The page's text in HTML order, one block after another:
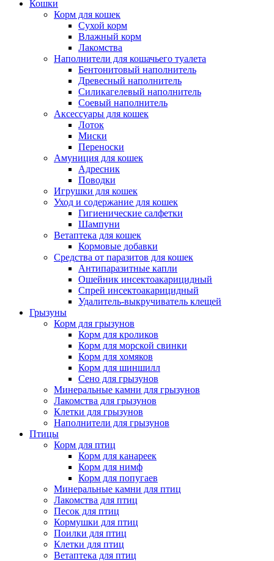
Кошки
Корм для кошек
Сухой корм
Влажный корм
Лакомства
Наполнители для кошачьего туалета
Бентонитовый наполнитель
Древесный наполнитель
Силикагелевый наполнитель
Соевый наполнитель
Аксессуары для кошек
Лоток
Миски
Переноски
Амуниция для кошек
Адресник
Поводки
Игрушки для кошек
Уход и содержание для кошек
Гигиенические салфетки
Шампуни
Ветаптека для кошек
Кормовые добавки
Средства от паразитов для кошек
Антипаразитные капли
Ошейник инсектоакарицидный
Спрей инсектоакарицидный
Удалитель-выкручиватель клещей
Грызуны
Корм для грызунов
Корм для кроликов
Корм для морской свинки
Корм для хомяков
Корм для шиншилл
Сено для грызунов
Минеральные камни для грызунов
Лакомства для грызунов
Клетки для грызунов
Наполнители для грызунов
Птицы
Корм для птиц
Корм для канареек
Корм для нимф
Корм для попугаев
Минеральные камни для птиц
Лакомства для птиц
Песок для птиц
Кормушки для птиц
Поилки для птиц
Клетки для птиц
Ветаптека для птиц